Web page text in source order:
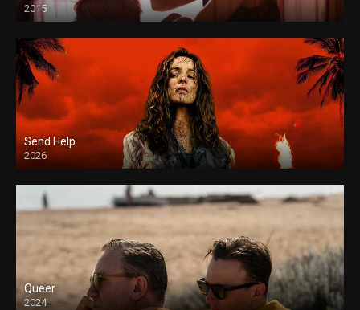
2015
Send Help
2026
Queer
2024